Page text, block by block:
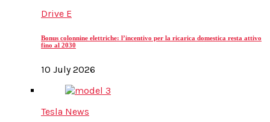
Drive E
Bonus colonnine elettriche: l’incentivo per la ricarica domestica resta attivo
fino al 2030
10 July 2026
Tesla News